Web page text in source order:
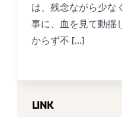
は、残念ながら少な
事に、血を見て動揺
からず不 […]
LINK